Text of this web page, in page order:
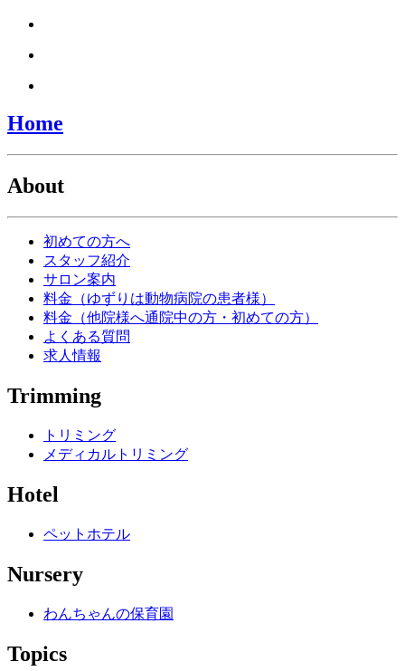
Home
About
初めての方へ
スタッフ紹介
サロン案内
料金（ゆずりは動物病院の患者様）
料金（他院様へ通院中の方・初めての方）
よくある質問
求人情報
Trimming
トリミング
メディカルトリミング
Hotel
ペットホテル
Nursery
わんちゃんの保育園
Topics